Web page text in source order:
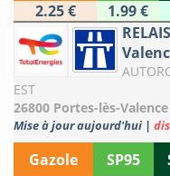
2.25 €
1.99 €
EST
26800 Portes-lès-Valence
Mise à jour aujourd'hui |
Gazole SP95